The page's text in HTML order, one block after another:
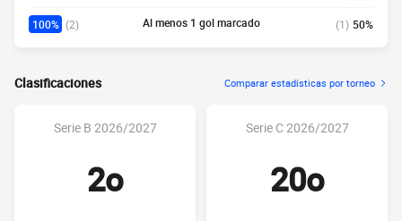
100% (2) Al menos 1 gol marcado (1) 50%
Clasificaciones Comparar estadísticas por torneo
Serie B 2026/2027
2o
Serie C 2026/2027
20o